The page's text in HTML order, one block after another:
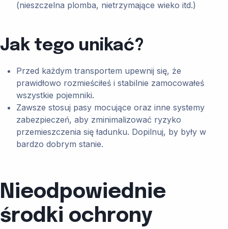
(nieszczelna plomba, nietrzymające wieko itd.)
Jak tego unikać?
Przed każdym transportem upewnij się, że
prawidłowo rozmieściłeś i stabilnie zamocowałeś
wszystkie pojemniki.
Zawsze stosuj pasy mocujące oraz inne systemy
zabezpieczeń, aby zminimalizować ryzyko
przemieszczenia się ładunku. Dopilnuj, by były w
bardzo dobrym stanie.
Nieodpowiednie
środki ochrony